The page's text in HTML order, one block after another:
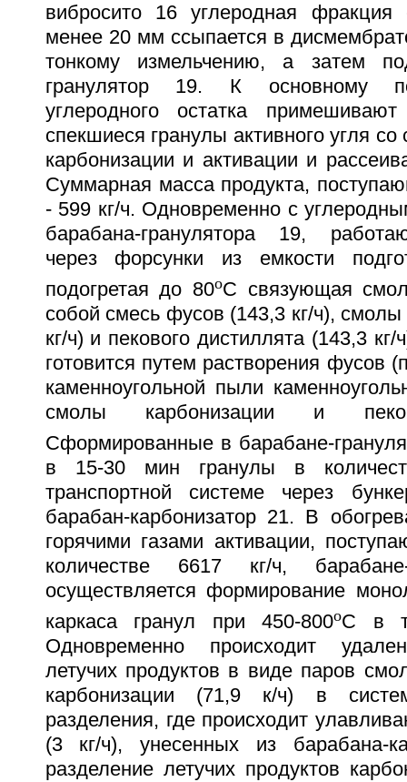
вибросито 16 углеродная
менее 20 мм ссыпается в
тонкому измельчению, а затем
гранулятор 19. К основному
углеродного остатка
спекшиеся гранулы активного угля со
карбонизации и активации и
Суммарная масса продукта,
- 599 кг/ч. Одновременно с
барабана-гранулятора 19,
через форсунки из емкости
подогретая до 80oC связующая
собой смесь фусов (143,3 кг/ч),
кг/ч) и пекового дистиллята (143,3
готовится путем растворения фусов
каменноугольной пыли
смолы карбонизации и
Сформированные в барабане-
в 15-30 мин гранулы в
транспортной системе через
барабан-карбонизатор 21. В
горячими газами активации,
количестве 6617 кг/ч,
осуществляется формирование
каркаса гранул при 450-800oC в
Одновременно происходит
летучих продуктов в виде паров
карбонизации (71,9 к/ч) в
разделения, где происходит
(3 кг/ч), унесенных из барабана-
разделение летучих продуктов